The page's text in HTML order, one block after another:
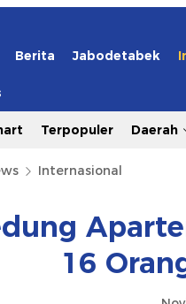
Berita Jabodetabek
Terpopuler Daerah
Internasional
16